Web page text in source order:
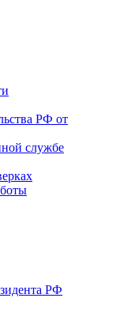
РФ от
службе
РФ